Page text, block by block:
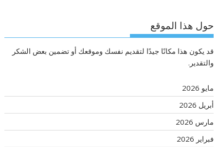
حول هذا الموقع
قد يكون هذا مكانًا جيدًا لتقديم نفسك وموقعك أو تضمين بعض الشكر
والتقدير.
مايو 2026
أبريل 2026
مارس 2026
فبراير 2026